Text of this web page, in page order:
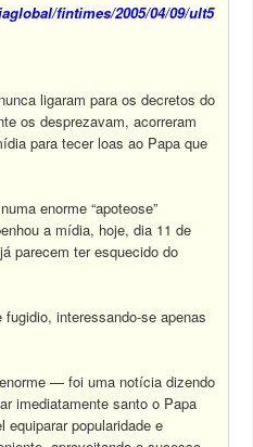
fintimes/2005/04/09/ult5
ligaram para os decretos do
os desprezavam, acorreram
para tecer loas ao Papa que
enorme “apoteose”
a mídia, hoje, dia 11 de
parecem ter esquecido do
interessando-se apenas
— foi uma notícia dizendo
imediatamente santo o Papa
popularidade e